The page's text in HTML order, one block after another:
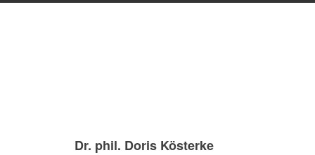
Dr. phil. Doris Kösterke